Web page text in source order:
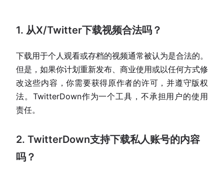
1. 从X/Twitter下载视频合法吗？
下载用于个人观看或存档的视频通常被认为是合法的。
但是，如果你计划重新发布、商业使用或以任何方式修
改这些内容，你需要获得原作者的许可，并遵守版权
法。TwitterDown作为一个工具，不承担用户的使用
责任。
2. TwitterDown支持下载私人账号的内容
吗？